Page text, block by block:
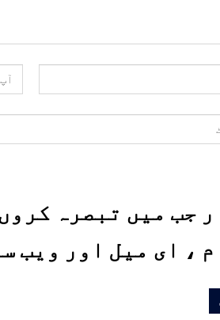
جب میں تبصرہ
، ای میل اور ویب